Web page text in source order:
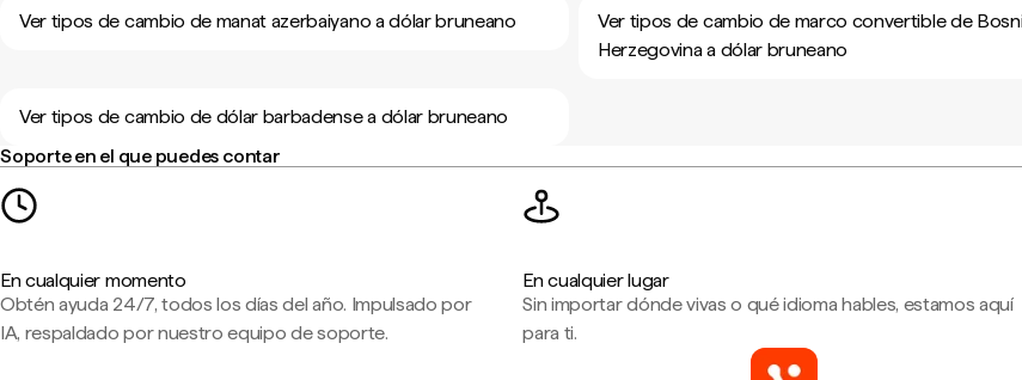
Ver tipos de cambio de manat azerbaiyano a dólar bruneano
Ver tipos de cambio de marco convertible de
Herzegovina a dólar bruneano
Ver tipos de cambio de dólar barbadense a dólar bruneano
Soporte en el que puedes contar
En cualquier momento
Obtén ayuda 24/7, todos los días del año. Impulsado por
IA, respaldado por nuestro equipo de soporte.
En cualquier lugar
Sin importar dónde vivas o qué idioma hables, estamos aquí
para ti.